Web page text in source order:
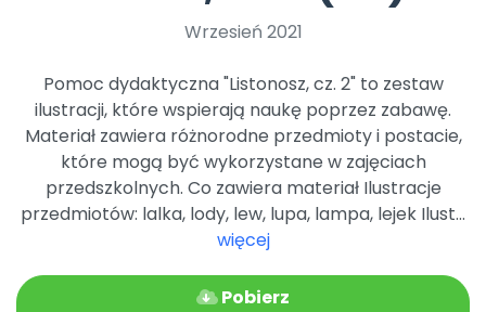
Archiwalne numery
Wrzesień 2021
Pomoc dydaktyczna "Listonosz, cz. 2" to zestaw
ilustracji, które wspierają naukę poprzez zabawę.
Materiał zawiera różnorodne przedmioty i postacie,
które mogą być wykorzystane w zajęciach
przedszkolnych. Co zawiera materiał Ilustracje
przedmiotów: lalka, lody, lew, lupa, lampa, lejek Ilust...
więcej
Pobierz